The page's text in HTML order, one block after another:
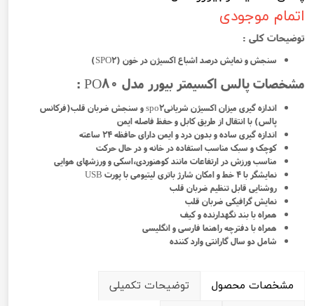
اتمام موجودی
توضیحات کلی :
سنجش و نمایش درصد اشباع اکسیژن در خون (SPO2)
مشخصات پالس اکسیمتر بیورر مدل PO80 :
اندازه گیری میزان اکسیژن شریانیspo2 و سنجش ضربان قلب(فرکانس
پالس) با انتقال از طریق کابل و حفظ فاصله ایمن
اندازه گیری ساده و بدون درد و ایمن دارای حافظه ۲۴ ساعته
کوچک و سبک مناسب استفاده در خانه و در حال حرکت
مناسب ورزش در ارتفاعات مانند کوهنوردی،اسکی و ورزشهای هوایی
نمایشگر با ۴ خط و امکان شارژ باتری لیتیومی با پورت USB
روشنایی قابل تنظیم ضربان قلب
نمایش گرافیکی ضربان قلب
همراه با بند نگهدارنده و کیف
همراه با دفترچه راهنما فارسی و انگلیسی
شامل دو سال گارانتی وارد کننده
مشخصات محصول
توضیحات تکمیلی